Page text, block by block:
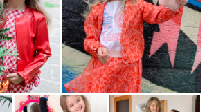
TREND
SAPORE
CERIMONIA IN VISTA? KENZO
KIDS LANCIA PARTY, UNA
CAPSULE DI VESTITI BIMBA
ELEGANTI